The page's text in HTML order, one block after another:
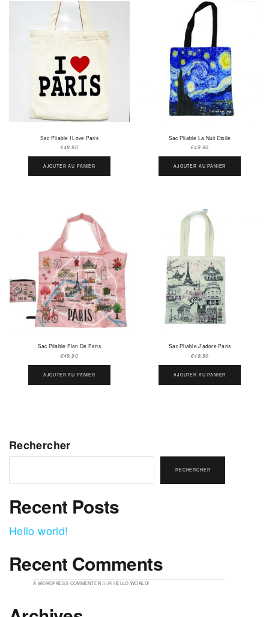
Sac Pliable I Love Paris
€49.90
AJOUTER AU PANIER
Sac Pliable La Nuit Etoile
€49.90
AJOUTER AU PANIER
Sac Pilable Plan De Paris
€49.90
AJOUTER AU PANIER
Sac Pliable J’adore Paris
€49.90
AJOUTER AU PANIER
Rechercher
RECHERCHER
Recent Posts
Hello world!
Recent Comments
A WORDPRESS COMMENTERSUR HELLO WORLD!